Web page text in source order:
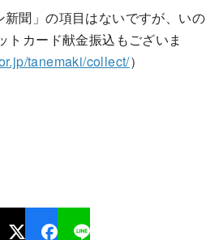
新聞」の項目はないですが、いの
トカード献金振込もございま
tanemaki/collect/）